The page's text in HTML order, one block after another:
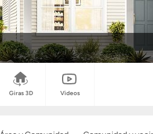
Giras 3D Videos